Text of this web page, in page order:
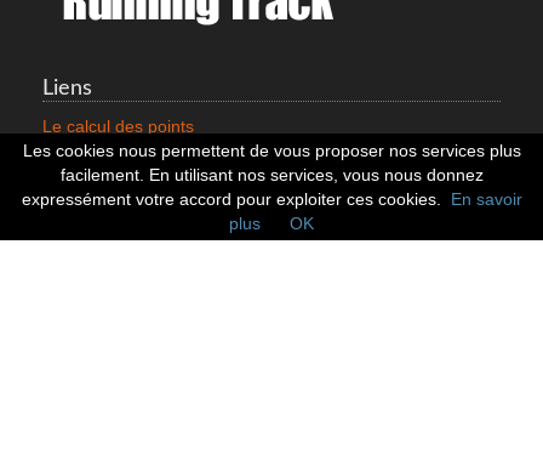
Liens
Le calcul des points
Mentions légales
Nous contacter
Cookies
Statistiques
Les cookies nous permettent de vous proposer nos services plus
facilement. En utilisant nos services, vous nous donnez
expressément votre accord pour exploiter ces cookies.
En savoir
plus
OK